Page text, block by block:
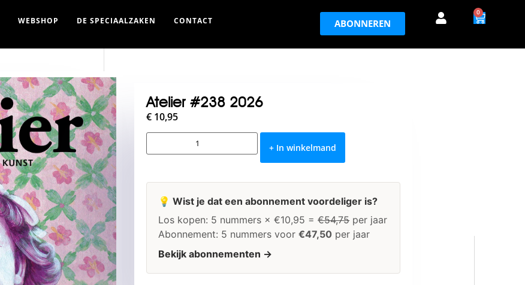
WEBSHOP DE SPECIAALZAKEN CONTACT ABONNEREN
0
Atelier #238 2026
€ 10,95
+ In winkelmand
💡 Wist je dat een abonnement voordeliger is?
Los kopen: 5 nummers × €10,95 =€54,75per jaar
Abonnement: 5 nummers voor€47,50 per jaar
Bekijk abonnementen →